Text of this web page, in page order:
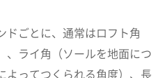
ドごとに、通常はロフト角
、ライ角（ソールを地面につ
よってつくられる角度）、長